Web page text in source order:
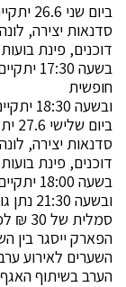
ביום שני 26.6 יתקיים הפנינג משפחות בין השעות 16:30-19:30
סדנאות יצירה,
דוכנים, פינת
בשעה
חופשית
ובשעה 18:30 יתקיים מופע של משפחת אליהו. הכניסה חופשית
ביום שלישי 27.6 יתקיים הפנינג משפחות בין השעות 16:30-19:30
סדנאות יצירה,
דוכנים, פינת
בשעה 18:00 יתקיים מופע של רוי בוי. הכניסה חופשית
ובשעה
סמלית של 30 ₪ לכרטיס.
השערים לאירוע
הערב בשיתוף